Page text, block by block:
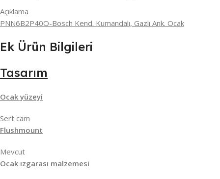
Açıklama
PNN6B2P40O-Bosch Kend. Kumandalı, Gazlı Ank. Ocak
Ek Ürün Bilgileri
Tasarım
Ocak yüzeyi
Sert cam
Flushmount
Mevcut
Ocak ızgarası malzemesi